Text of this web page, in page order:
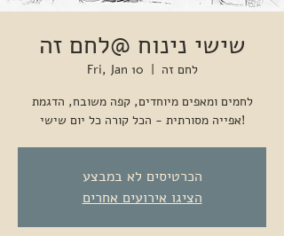
שישי נינוח @לחם זה
Fri, Jan 10
  |
לחם זה
לחמים ומאפים מיוחדים, קפה משובח, הדגמת
אפייה מסורתית - הכל קורה כל יום שישי!
הכרטיסים לא במבצע
הציגו אירועים אחרים